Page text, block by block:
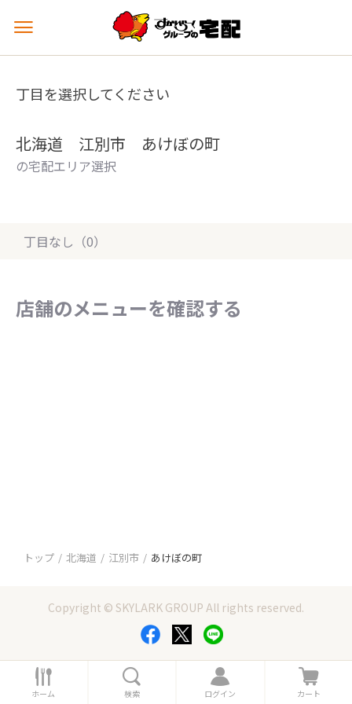
メ
ュ
を
丁目を選択してください
北海道 江別市 あけぼの町
の宅配エリア選択
丁目なし（0）
店舗のメニューを確認する
トップ 北海道 江別市 あけぼの町
Copyright © SKYLARK GROUP All rights reserved.
ホ
ー
ホーム 索
検索
ロ
グ
ログイン
カ
ー
カート